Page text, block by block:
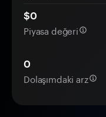
$0
Piyasa değeri
0
Dolaşımdaki arz